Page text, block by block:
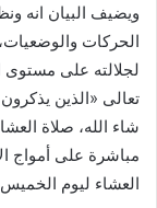
ويضيف البيان انه
الحركات
لجلالته على مستوى
تعالى «الذين
شاء الله، صلاة
مباشرة على أمواج
العشاء ليوم